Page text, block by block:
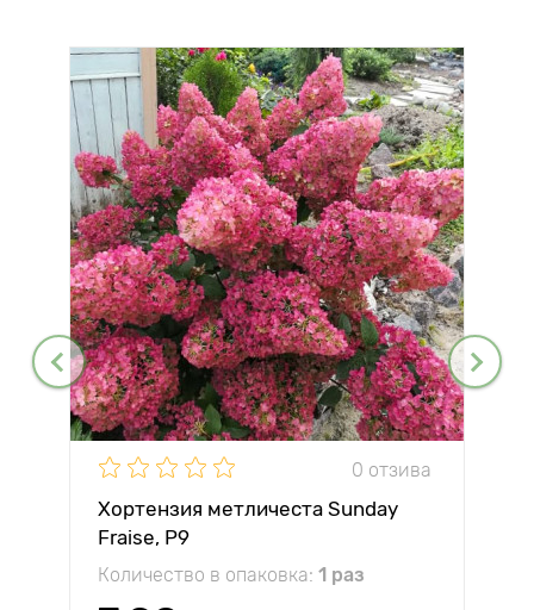
0 отзива
Хортензия метличеста Sunday
Fraise, P9
Количество в опаковка: 1 раз